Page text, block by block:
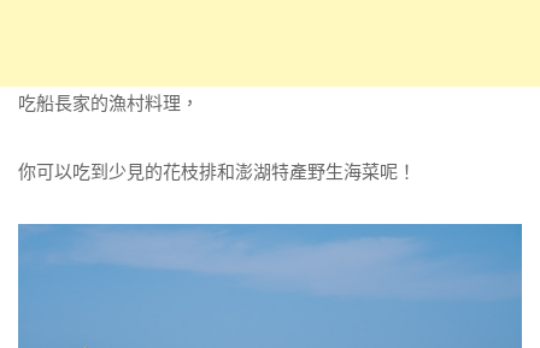
吃船長家的漁村料理，
你可以吃到少見的花枝排和澎湖特產野生海菜呢！